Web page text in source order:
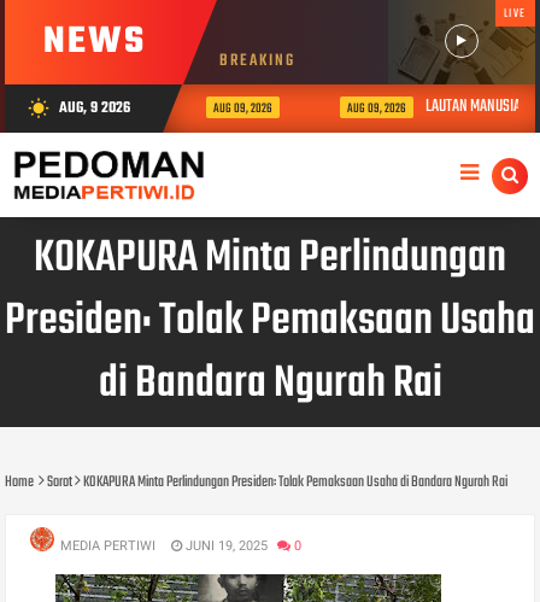
NEWS BREAKING
LIVE
wb_sunny AUG, 9 2026 AUG 09, 2026 AUG 09, 2026 LAUTAN MANUSIA DI
KOKAPURA Minta Perlindungan
Presiden: Tolak Pemaksaan Usaha
di Bandara Ngurah Rai
Home Sorot KOKAPURA Minta Perlindungan Presiden: Tolak Pemaksaan Usaha di Bandara Ngurah Rai
MEDIA PERTIWI JUNI 19, 2025 0